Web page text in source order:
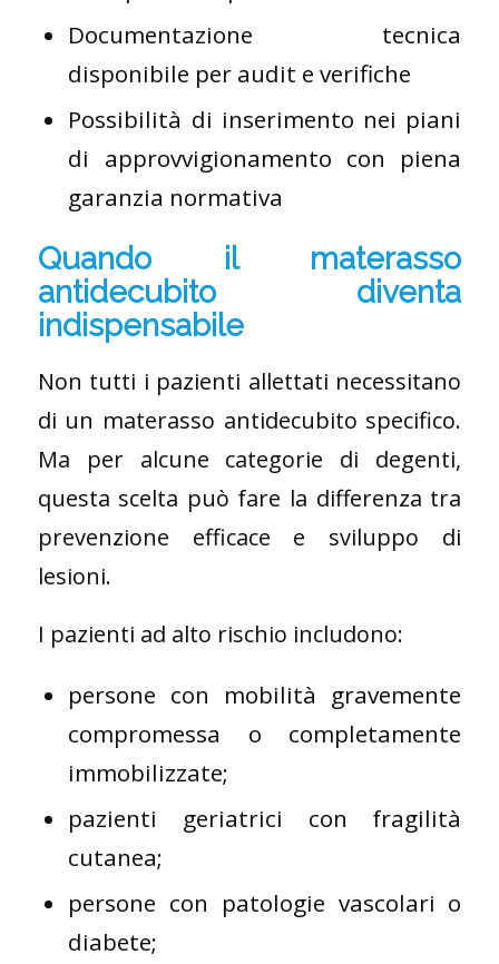
Documentazione tecnica
disponibile per audit e verifiche
Possibilità di inserimento nei piani
di approvvigionamento con piena
garanzia normativa
Quando il materasso
antidecubito diventa
indispensabile
Non tutti i pazienti allettati necessitano
di un materasso antidecubito specifico.
Ma per alcune categorie di degenti,
questa scelta può fare la differenza tra
prevenzione efficace e sviluppo di
lesioni.
I pazienti ad alto rischio includono:
persone con mobilità gravemente
compromessa o completamente
immobilizzate;
pazienti geriatrici con fragilità
cutanea;
persone con patologie vascolari o
diabete;